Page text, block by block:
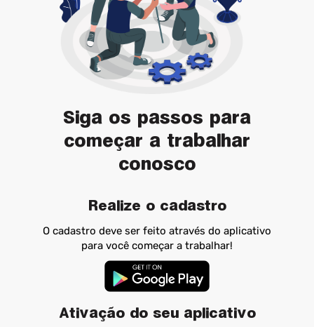
Siga os passos para
começar a trabalhar
conosco
Realize o cadastro
O cadastro deve ser feito através do aplicativo
para você começar a trabalhar!
Ativação do seu aplicativo